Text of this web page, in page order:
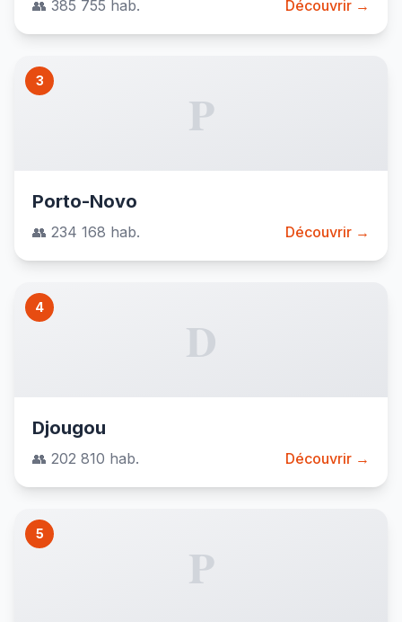
👥 385 755 hab. Découvrir →
3
P
Porto-Novo
👥 234 168 hab. Découvrir →
4
D
Djougou
👥 202 810 hab. Découvrir →
5
P